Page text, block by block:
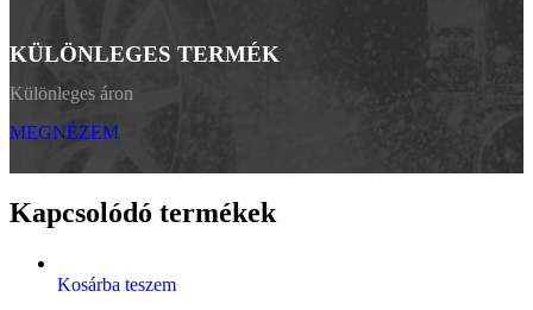
KÜLÖNLEGES TERMÉK
Különleges áron
MEGNÉZEM
Kapcsolódó termékek
Kosárba teszem